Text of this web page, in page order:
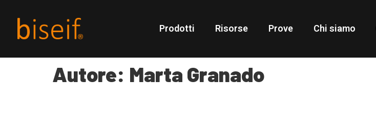
Prodotti Risorse Prove Chi siamo
Autore: Marta Granado